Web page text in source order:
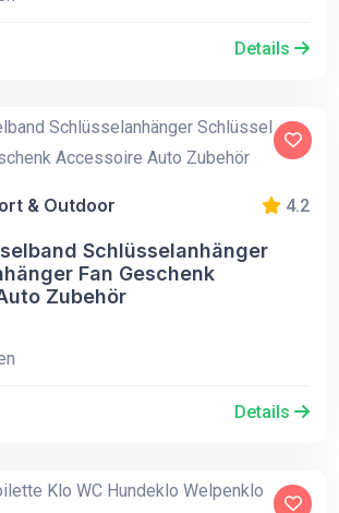
Details
& Outdoor 4.2
Schlüsselanhänger
Fan Geschenk
Zubehör
Details